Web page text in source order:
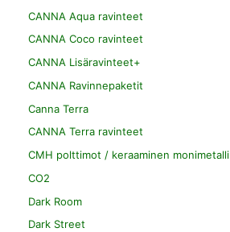
CANNA Aqua ravinteet
CANNA Coco ravinteet
CANNA Lisäravinteet+
CANNA Ravinnepaketit
Canna Terra
CANNA Terra ravinteet
CMH polttimot / keraaminen monimetalli
CO2
Dark Room
Dark Street